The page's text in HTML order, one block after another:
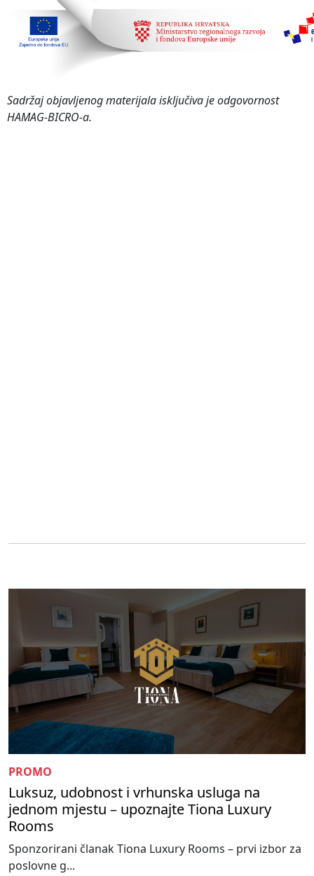
Sadržaj objavljenog materijala isključiva je odgovornost
HAMAG-BICRO-a.
PROMO
Luksuz, udobnost i vrhunska usluga na
jednom mjestu – upoznajte Tiona Luxury
Rooms
Sponzorirani članak Tiona Luxury Rooms – prvi izbor za
poslovne g...